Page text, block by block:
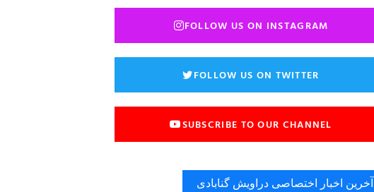
FOLLOW US ON INSTAGRAM
FOLLOW US ON TWITTER
SUBSCRIBE TO OUR CHANNEL
آخرین اخبار اختصاصی دراویش گنابادی